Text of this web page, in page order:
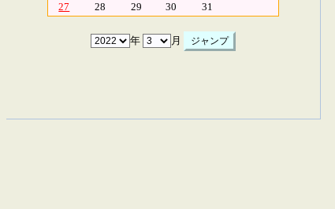
27
28 29 30 31
年 月